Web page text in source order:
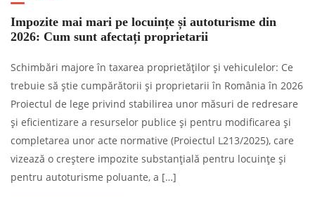
Impozite mai mari pe locuințe și autoturisme din
2026: Cum sunt afectați proprietarii
Schimbări majore în taxarea proprietăților și vehiculelor: Ce
trebuie să știe cumpărătorii și proprietarii în România în 2026
Proiectul de lege privind stabilirea unor măsuri de redresare
și eficientizare a resurselor publice și pentru modificarea și
completarea unor acte normative (Proiectul L213/2025), care
vizează o creștere impozite substanțială pentru locuințe și
pentru autoturisme poluante, a […]